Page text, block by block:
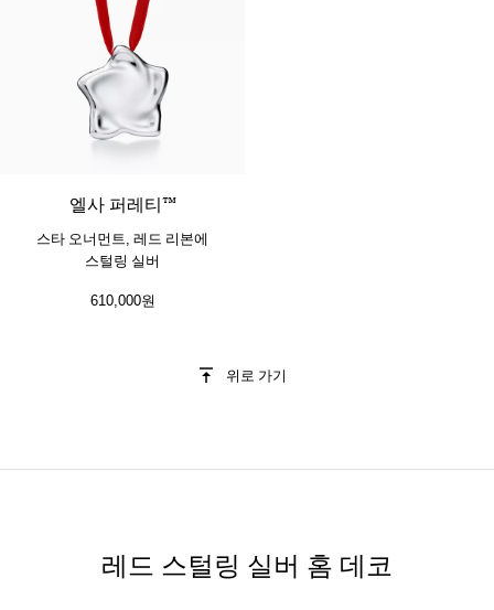
엘사 퍼레티™
스타 오너먼트, 레드 리본에
스털링 실버
610,000원
위로 가기
레드 스털링 실버 홈 데코